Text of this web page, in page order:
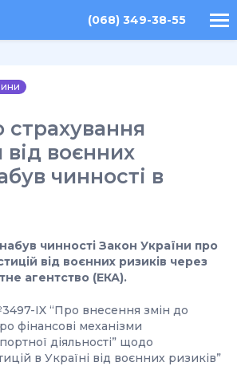
(068) 349-38-55
страхування
від воєнних
чинності в
чинності Закон України про
від воєнних ризиків через
агентство (ЕКА).
IX “Про внесення змін до
фінансові механізми
діяльності” щодо
в Україні від воєнних ризиків”